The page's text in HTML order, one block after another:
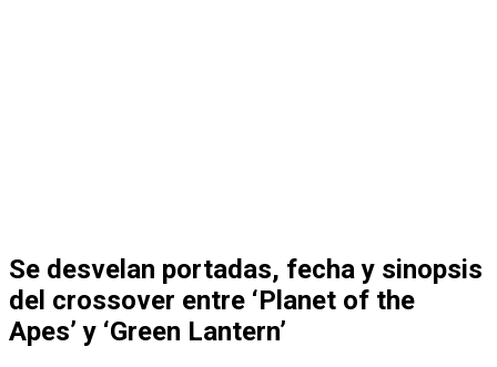
Se desvelan portadas, fecha y sinopsis
del crossover entre ‘Planet of the
Apes’ y ‘Green Lantern’